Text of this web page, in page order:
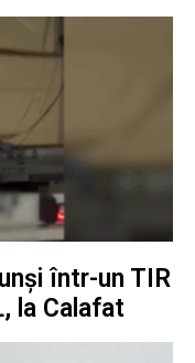
într-un TIR
la Calafat